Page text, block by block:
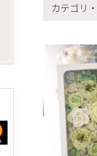
カテゴリ
カテゴリ
アレンジ
フレーム
トピアリ
リース